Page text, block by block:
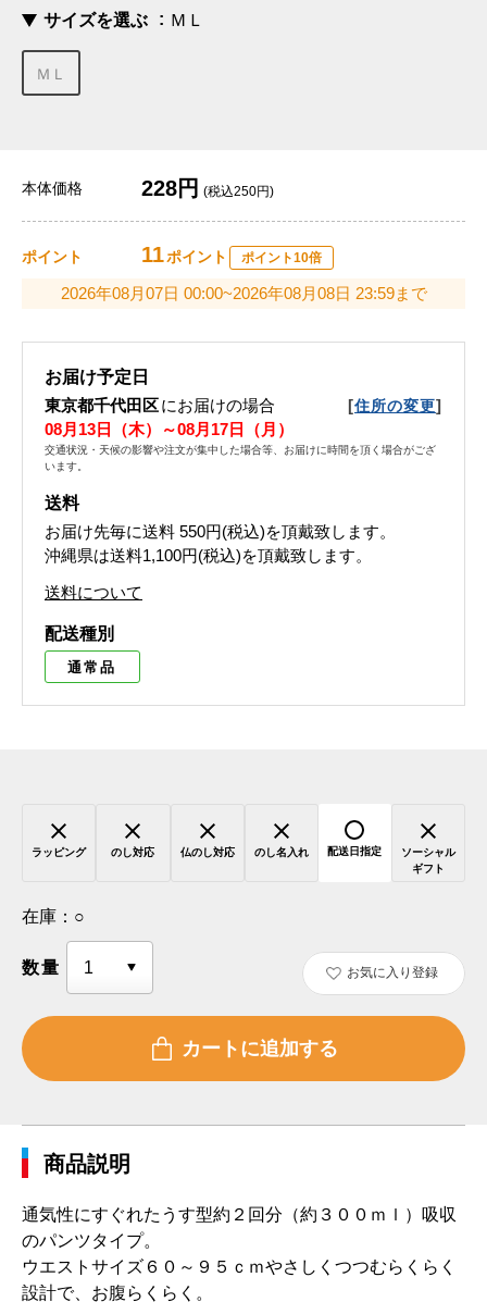
サイズを選ぶ ＭＬ
ＭＬ
本体価格 228円 (税込250円)
ポイント 11ポイント ポイント10倍
2026年08月07日 00:00~2026年08月08日 23:59まで
お届け予定日
東京都千代田区にお届けの場合 [住所の変更]
08月13日（木）～08月17日（月）
交通状況・天候の影響や注文が集中した場合等、お届けに時間を頂く場合がござ
います。
送料
お届け先毎に送料 550円(税込)を頂戴致します。
沖縄県は送料1,100円(税込)を頂戴致します。
送料について
配送種別
通常品
ラッピング のし対応 仏のし対応 のし名入れ 配送日指定
ソーシャル
ギフト
在庫： ○
数量 お気に入り登録
商品説明
通気性にすぐれたうす型約２回分（約３００ｍｌ）吸収
のパンツタイプ。
ウエストサイズ６０～９５ｃｍやさしくつつむらくらく
設計で、お腹らくらく。